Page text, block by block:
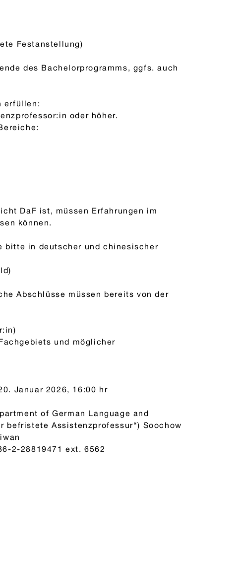
Festanstellung)
des Bachelorprogramms, ggfs. auch
erfüllen:
oder höher.
DaF ist, müssen Erfahrungen im
können.
bitte in deutscher und chinesischer
Abschlüsse müssen bereits von der
und möglicher
Januar 2026, 16:00 hr
of German Language and
befristete Assistenzprofessur“) Soochow
2-28819471 ext. 6562